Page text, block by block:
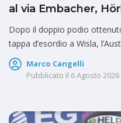
al via Embacher,
Dopo il doppio podio
tappa d’esordio a Wisla,
Marco Cangelli
Pubblicato il 6 Agosto 2026